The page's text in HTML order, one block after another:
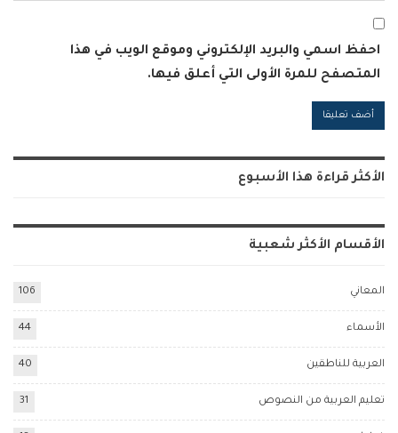
احفظ اسمي والبريد الإلكتروني وموقع الويب في هذا
المتصفح للمرة الأولى التي أعلق فيها.
الأكثر قراءة هذا الأسبوع
الأقسام الأكثر شعبية
المعاني 106
الأسماء 44
العربية للناطقين 40
تعليم العربية من النصوص 31